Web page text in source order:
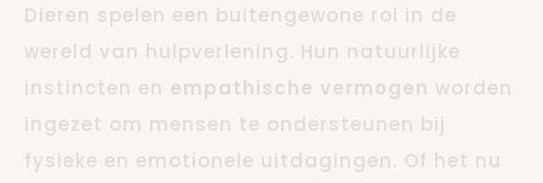
Dieren spelen een buitengewone rol in de
wereld van hulpverlening. Hun natuurlijke
instincten en empathische vermogen worden
ingezet om mensen te ondersteunen bij
fysieke en emotionele uitdagingen. Of het nu